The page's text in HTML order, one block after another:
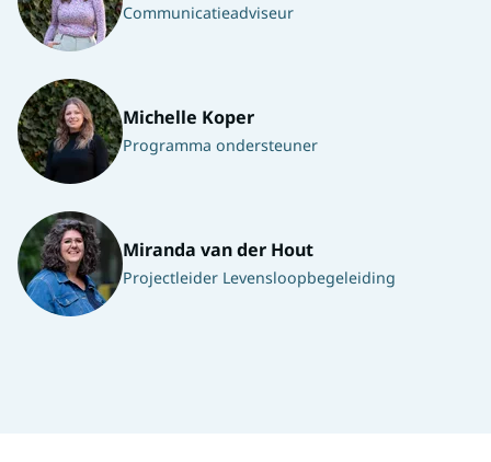
Communicatieadviseur
Michelle Koper
Programma ondersteuner
Miranda van der Hout
Projectleider Levensloopbegeleiding